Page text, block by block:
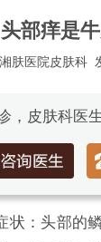
头部痒是
肤医院皮肤科
，皮肤科医
状：头部的